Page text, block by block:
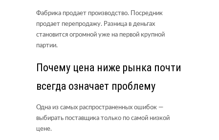
Фабрика продает производство. Посредник
продает перепродажу. Разница в деньгах
становится огромной уже на первой крупной
партии.
Почему цена ниже рынка почти
всегда означает проблему
Одна из самых распространенных ошибок —
выбирать поставщика только по самой низкой
цене.